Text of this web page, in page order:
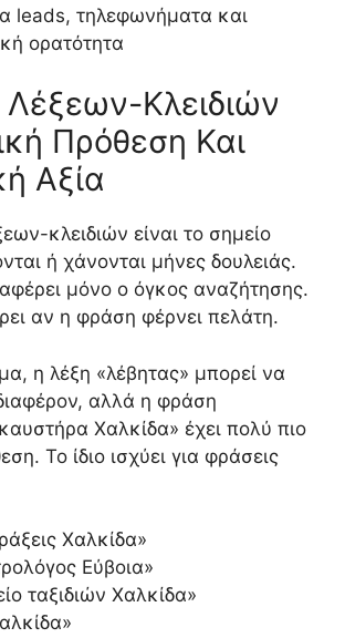
leads, τηλεφωνήματα και
ορατότητα
Κλειδιών
Πρόθεση Και
Αξία
κλειδιών είναι το σημείο
ή χάνονται μήνες δουλειάς.
μόνο ο όγκος αναζήτησης.
αν η φράση φέρνει πελάτη.
η λέξη «λέβητας» μπορεί να
αλλά η φράση
Χαλκίδα» έχει πολύ πιο
Το ίδιο ισχύει για φράσεις
Χαλκίδα»
Εύβοια»
ταξιδιών Χαλκίδα»